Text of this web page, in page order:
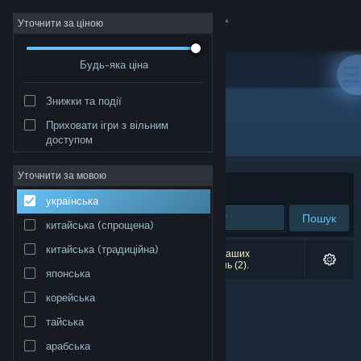
Увійти
Крамниця
Інформація
Підтримка
Змінити мову
Переглянути повну версію
Уточнити за ціною
Будь-яка ціна
Знижки та події
Приховати ігри з вільним
доступом
Уточнити за мовою
українська
китайська (спрощена)
китайська (традиційна)
японська
корейська
тайська
арабська
Видавець: Hexadess Games Inc.
Упорядкувати за доречністю
Пошук
Результатів вашого пошуку: 0. Відповідно до ваших
уподобань було виключено кілька найменувань (2).